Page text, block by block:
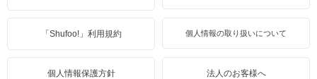
「Shufoo!」利用規約 個人情報の取り扱いについて
個人情報保護方針 法人のお客様へ